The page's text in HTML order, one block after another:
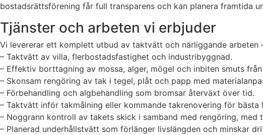
bostadsrättsförening får full transparens och kan planera framtida
Tjänster och arbeten vi erbjuder
Vi levererar ett komplett utbud av taktvätt och närliggande arbeten
– Taktvätt av villa, flerbostadsfastighet och industribyggnad.
– Effektiv borttagning av mossa, alger, mögel och inbiten smuts
– Skonsam rengöring av tak i tegel, plåt och papp med
– Förbehandling och algbehandling som bromsar återväxt över tid.
– Taktvätt inför takmålning eller kommande takrenovering för bästa
– Noggrann kontroll av takets skick i samband med rengöring, med
– Planerad underhållstvätt som förlänger livslängden och minskar